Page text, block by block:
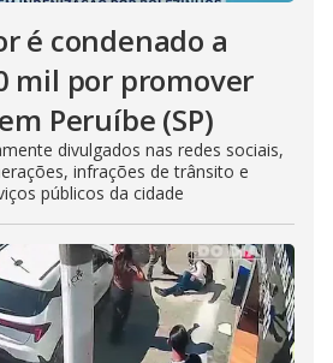
é condenado a
mil por promover
Peruíbe (SP)
divulgados nas redes sociais,
infrações de trânsito e
públicos da cidade